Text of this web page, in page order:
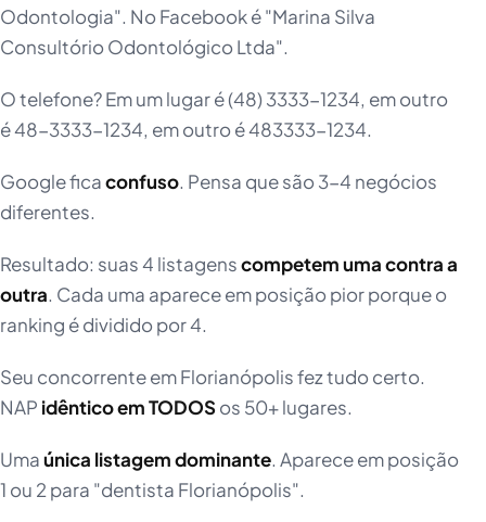
Odontologia". No Facebook é "Marina Silva
Consultório Odontológico Ltda".
O telefone? Em um lugar é (48) 3333-1234, em outro
é 48-3333-1234, em outro é 483333-1234.
Google ficaconfuso. Pensa que são 3-4 negócios
diferentes.
Resultado: suas 4 listagenscompetem uma contra a
outra. Cada uma aparece em posição pior porque o
ranking é dividido por 4.
Seu concorrente em Florianópolis fez tudo certo.
NAP idêntico em TODOSos 50+ lugares.
Umaúnica listagem dominante. Aparece em posição
1 ou 2 para "dentista Florianópolis".